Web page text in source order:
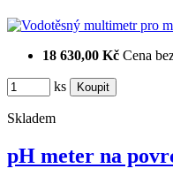
18 630,00 Kč Cena
ks
Skladem
pH meter na